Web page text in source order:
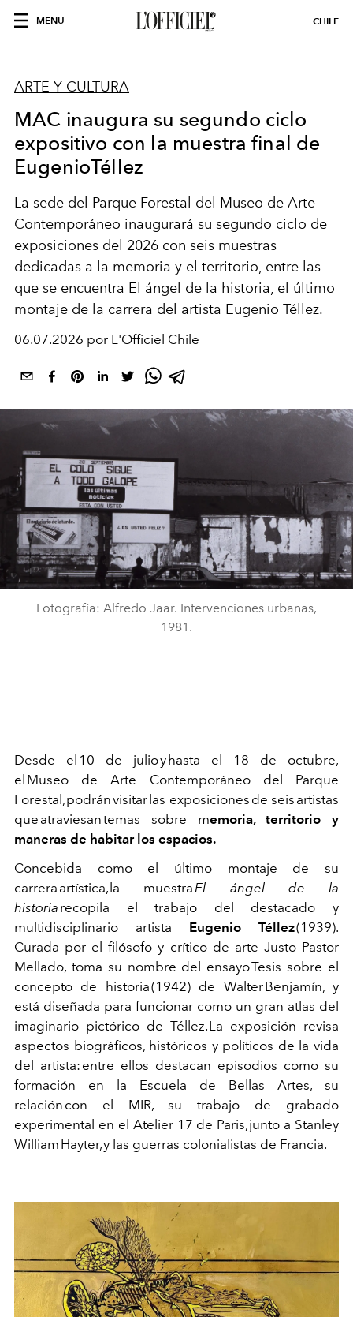
MENU CHILE
ARTE Y CULTURA
MAC inaugura su segundo ciclo
expositivo con la muestra final de
EugenioTéllez
La sede del Parque Forestal del Museo de Arte
Contemporáneo inaugurará su segundo ciclo de
exposiciones del 2026 con seis muestras
dedicadas a la memoria y el territorio, entre las
que se encuentra El ángel de la historia, el último
montaje de la carrera del artista Eugenio Téllez.
06.07.2026 por L'Officiel Chile
Fotografía: Alfredo Jaar. Intervenciones urbanas,
1981.
Desde el 10 de julio y hasta el 18 de octubre,
el Museo de Arte Contemporáneo del Parque
Forestal, podrán visitar las exposiciones de seis artistas
que atraviesan temas sobre memoria, territorio y
maneras de habitar los espacios.
Concebida como el último montaje de su
carrera artística, la muestra El ángel de la
historia recopila el trabajo del destacado y
multidisciplinario artista Eugenio Téllez(1939).
Curada por el filósofo y crítico de arte Justo Pastor
Mellado, toma su nombre del ensayoTesis sobre el
concepto de historia(1942) de Walter Benjamín, y
está diseñada para funcionar como un gran atlas del
imaginario pictórico de Téllez. La exposición revisa
aspectos biográficos, históricos y políticos de la vida
del artista: entre ellos destacan episodios como su
formación en la Escuela de Bellas Artes, su
relación con el MIR, su trabajo de grabado
experimental en el Atelier 17 de Paris, junto a Stanley
William Hayter, y las guerras colonialistas de Francia.